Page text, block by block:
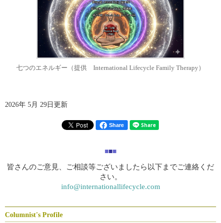
七つのエネルギー（提供 International Lifecycle Family Therapy）
2026年 5月 29日更新
Share
■■■
皆さんのご意見、ご相談等ございましたら以下までご連絡くだ
さい。
info@internationallifecycle.com
Columnist's Profile